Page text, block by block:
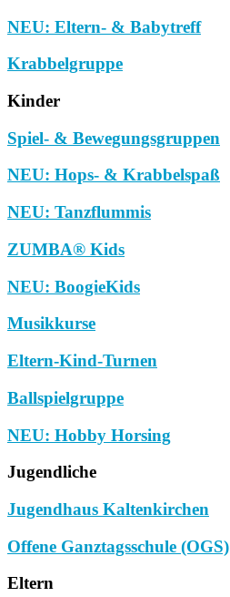
NEU: Eltern- & Babytreff
Krabbelgruppe
Kinder
Spiel- & Bewegungsgruppen
NEU: Hops- & Krabbelspaß
NEU: Tanzflummis
ZUMBA® Kids
NEU: BoogieKids
Musikkurse
Eltern-Kind-Turnen
Ballspielgruppe
NEU: Hobby Horsing
Jugendliche
Jugendhaus Kaltenkirchen
Offene Ganztagsschule (OGS)
Eltern